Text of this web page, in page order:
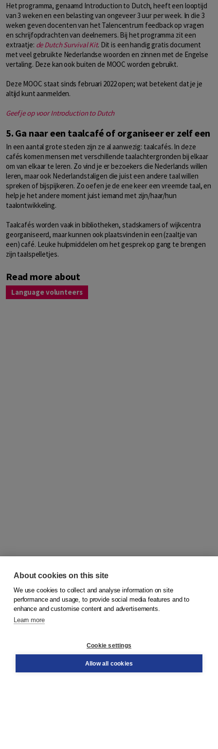
Het programma, genaamd Introduction to Dutch, heeft een looptijd
van 3 weken en een belasting van ongeveer 3 uur per week. In die 3
weken geven docenten van het Talencentrum feedback op vragen
en schrijfopdrachten van deelnemers. Bij het programma zit een
extraatje: de Dutch Survival Kit. Dit is een handig gratis document
met veel gebruikte Nederlandse woorden en zinnen met de Engelse
vertaling. Deze kan ook buiten de MOOC worden gebruikt.
Deze MOOC staat sinds februari 2022 open; wat betekent dat je je
altijd kunt aanmelden.
Geef je op voor Introduction to Dutch
5. Ga naar een taalcafé of organiseer er zelf een
In een aantal grote steden zijn ze al aanwezig: taalcafés. In deze
cafés komen mensen met verschillende taalachtergronden bij elkaar
om van elkaar te leren. Zo vind je er bezoekers die Nederlands willen
leren, maar ook Nederlandstaligen die juist een andere taal willen
spreken of bijspijkeren. Zo oefen je de ene keer een vreemde taal, en
help je het andere moment juist iemand met zijn/haar/hun
taalontwikkeling.
Taalcafés worden vaak in bibliotheken, stadskamers of wijkcentra
georganiseerd, maar kunnen ook plaatsvinden in een (zaaltje van
een) café. Leuke hulpmiddelen om het gesprek op gang te brengen
zijn taalspelletjes.
Read more about
Language volunteers
© 2026Koninklijke Boom uitgevers
Order
About cookies on this site
We use cookies to collect and analyse information on site
performance and usage, to provide social media features and to
enhance and customise content and advertisements.
Learn more
Cookie settings
Allow all cookies